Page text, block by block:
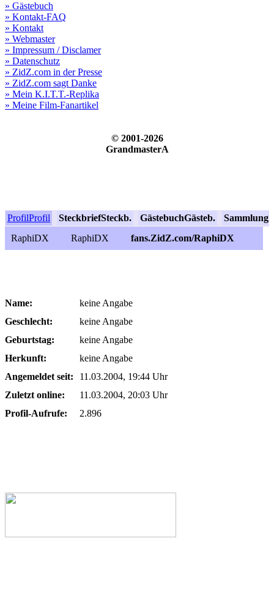
» Gästebuch
» Kontakt-FAQ
» Kontakt
» Webmaster
» Impressum / Disclamer
» Datenschutz
» ZidZ.com in der Presse
» ZidZ.com sagt Danke
» Mein K.I.T.T.-Replika
» Meine Film-Fanartikel
© 2001-2026
GrandmasterA
ProfilProfil SteckbriefSteckb. GästebuchGästeb. Sammlung
RaphiDX
RaphiDX fans.ZidZ.com/RaphiDX
Name:
keine Angabe
Geschlecht:
keine Angabe
Geburtstag:
keine Angabe
Herkunft:
keine Angabe
Angemeldet seit:
11.03.2004, 19:44 Uhr
Zuletzt online:
11.03.2004, 20:03 Uhr
Profil-Aufrufe:
2.896